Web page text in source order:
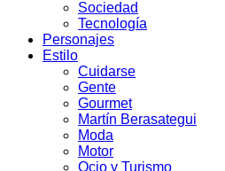
Sociedad
Tecnología
Personajes
Estilo
Cuidarse
Gente
Gourmet
Martín Berasategui
Moda
Motor
Ocio y Turismo